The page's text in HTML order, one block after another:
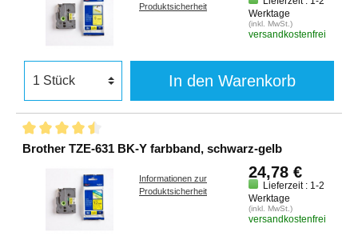
Produktsicherheit
Werktage
(inkl. MwSt.)
versandkostenfrei
In den Warenkorb
Brother TZE-631 BK-Y farbband, schwarz-gelb
Informationen zur
Produktsicherheit
24,78 €
Lieferzeit : 1-2
Werktage
(inkl. MwSt.)
versandkostenfrei